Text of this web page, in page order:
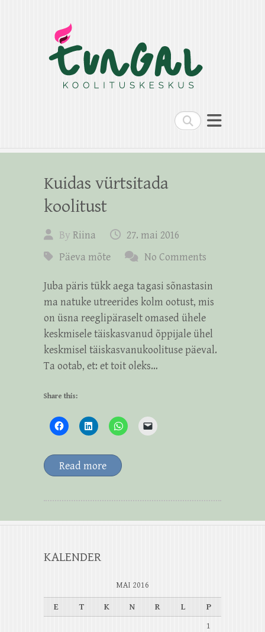
Search
Kuidas vürtsitada
koolitust
By Riina
27. mai 2016
Päeva mõte
No Comments
Juba päris tükk aega tagasi sõnastasin
ma natuke utreerides kolm ootust, mis
on üsna reeglipäraselt omased ühele
keskmisele täiskasvanud õppijale ühel
keskmisel täiskasvanukoolituse päeval.
Ta ootab, et: et toit oleks…
Share this:
Read more
KALENDER
MAI 2016
E T K N R L
P
1